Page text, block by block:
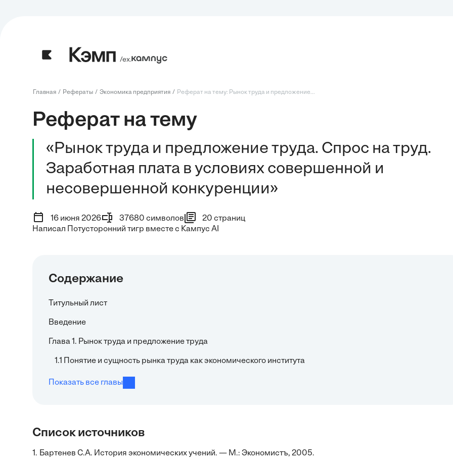
/ех.
Главная Рефераты Экономика предприятия Реферат на тему: Рынок труда и предложение...
Реферат на тему
«Рынок труда и предложение труда. Спрос на труд.
Заработная плата в условиях совершенной и
несовершенной конкуренции»
16 июня 2026 37680 символов
20 страниц
Написал Потусторонний тигр вместе с Кампус AI
Содержание
Титульный лист
Введение
Глава 1. Рынок труда и предложение труда
1.1 Понятие и сущность рынка труда как экономического института
Показать все главы
Список источников
1. Бартенев С.А. История экономических учений. — М.: Экономистъ, 2005.